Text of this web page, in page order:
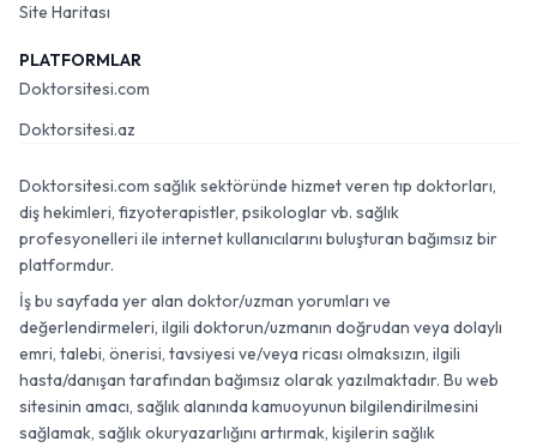
Site Haritası
PLATFORMLAR
Doktorsitesi.com
Doktorsitesi.az
Doktorsitesi.com sağlık sektöründe hizmet veren tıp doktorları,
diş hekimleri, fizyoterapistler, psikologlar vb. sağlık
profesyonelleri ile internet kullanıcılarını buluşturan bağımsız bir
platformdur.
İş bu sayfada yer alan doktor/uzman yorumları ve
değerlendirmeleri, ilgili doktorun/uzmanın doğrudan veya dolaylı
emri, talebi, önerisi, tavsiyesi ve/veya ricası olmaksızın, ilgili
hasta/danışan tarafından bağımsız olarak yazılmaktadır. Bu web
sitesinin amacı, sağlık alanında kamuoyunun bilgilendirilmesini
sağlamak, sağlık okuryazarlığını artırmak, kişilerin sağlık